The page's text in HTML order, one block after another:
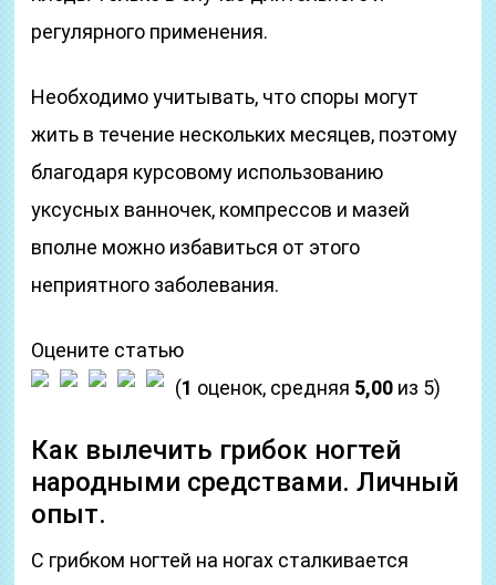
регулярного применения.
Необходимо учитывать, что споры могут
жить в течение нескольких месяцев, поэтому
благодаря курсовому использованию
уксусных ванночек, компрессов и мазей
вполне можно избавиться от этого
неприятного заболевания.
Оцените статью
(1 оценок, средняя 5,00 из 5)
Как вылечить грибок ногтей
народными средствами. Личный
опыт.
С грибком ногтей на ногах сталкивается